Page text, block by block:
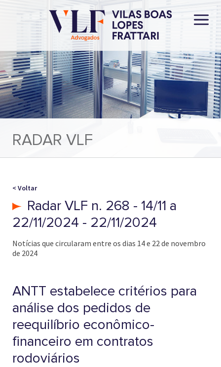
RADAR VLF
< Voltar
Radar VLF n. 268 - 14/11 a
22/11/2024 - 22/11/2024
Notícias que circularam entre os dias 14 e 22 de novembro
de 2024
ANTT estabelece critérios para
análise dos pedidos de
reequilíbrio econômico-
financeiro em contratos
rodoviários